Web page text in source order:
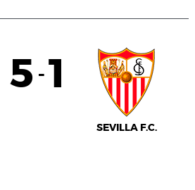
5 - 1
SEVILLA F.C.